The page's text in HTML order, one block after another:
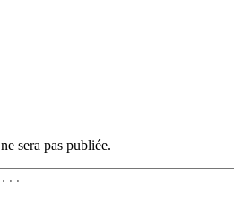
sera pas publiée.